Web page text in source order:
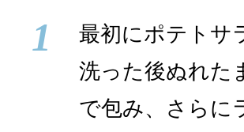
1
最初にポテトサ
洗った後ぬれた
で包み、さらに